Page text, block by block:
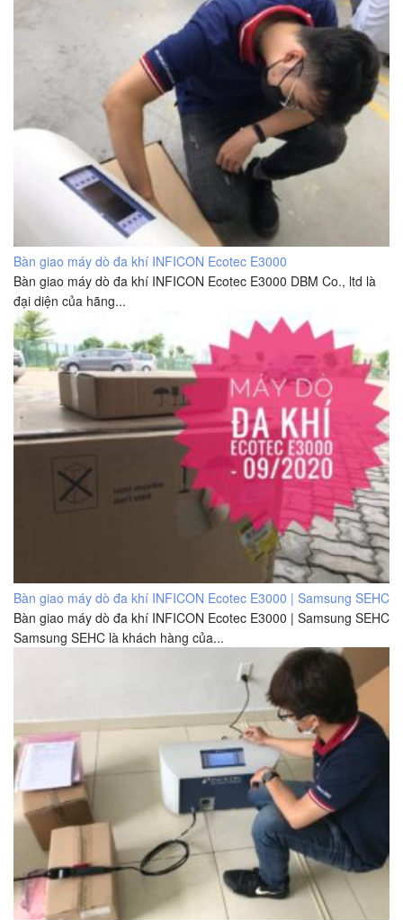
Bàn giao máy dò đa khí INFICON Ecotec E3000
Bàn giao máy dò đa khí INFICON Ecotec E3000 DBM Co., ltd là
đại diện của hãng...
Bàn giao máy dò đa khí INFICON Ecotec E3000 | Samsung SEHC
Bàn giao máy dò đa khí INFICON Ecotec E3000 | Samsung SEHC
Samsung SEHC là khách hàng của...